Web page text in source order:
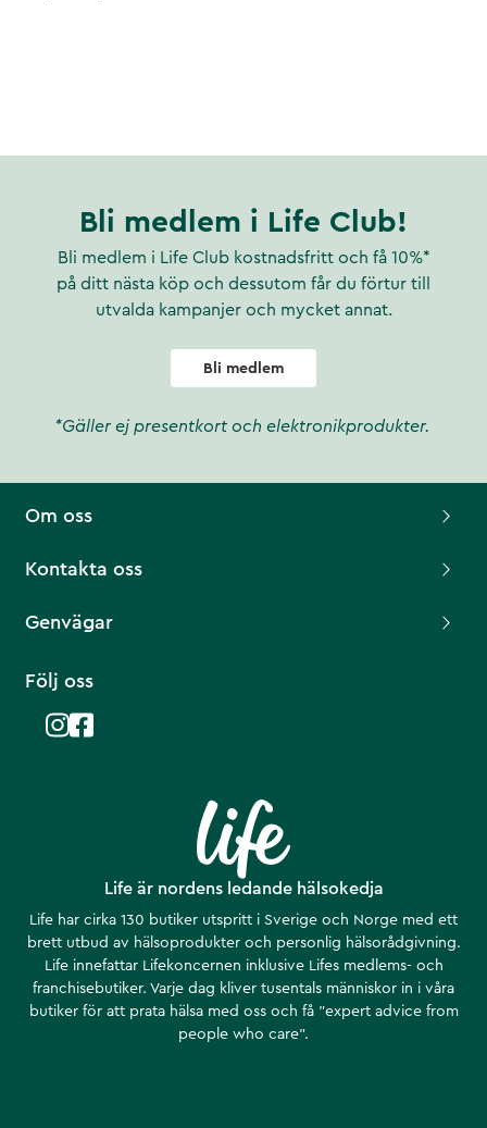
Bli medlem i Life Club!
Bli medlem i Life Club kostnadsfritt och få 10%*
på ditt nästa köp och dessutom får du förtur till
utvalda kampanjer och mycket annat.
Bli medlem
*Gäller ej presentkort och elektronikprodukter.
Life är nordens ledande hälsokedja
Life har cirka 130 butiker utspritt i Sverige och Norge med ett
brett utbud av hälsoprodukter och personlig hälsorådgivning.
Life innefattar Lifekoncernen inklusive Lifes medlems- och
franchisebutiker. Varje dag kliver tusentals människor in i våra
butiker för att prata hälsa med oss och få ”expert advice from
people who care”.
Om oss
Kontakta oss
Genvägar
Följ oss